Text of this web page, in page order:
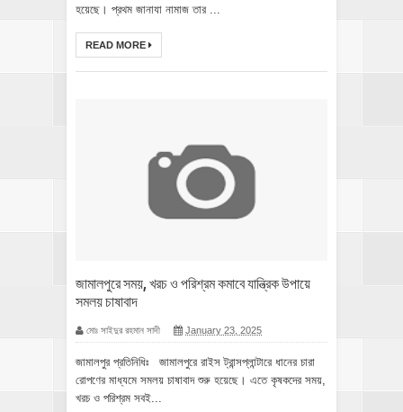
হয়েছে। প্রথম জানাযা নামাজ তার ...
READ MORE
জামালপুরে সময়, খরচ ও পরিশ্রম কমাবে যান্ত্রিক উপায়ে
সমলয় চাষাবাদ
মোঃ সাইদুর রহমান সাদী January 23, 2025
জামালপুর প্রতিনিধিঃ জামালপুরে রাইস ট্রান্সপ্লান্টারে ধানের চারা
রোপণের মাধ্যমে সমলয় চাষাবাদ শুরু হয়েছে। এতে কৃষকদের সময়,
খরচ ও পরিশ্রম সবই...